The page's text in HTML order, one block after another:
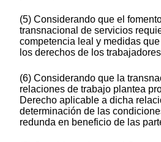
(5) Considerando que el
transnacional de servicios
competencia leal y medidas
los derechos de los
(6) Considerando que la
relaciones de trabajo plantea
Derecho aplicable a dicha
determinación de las
redunda en beneficio de las